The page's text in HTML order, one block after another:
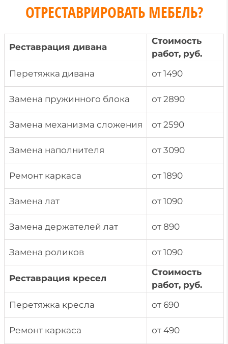
ОТРЕСТАВРИРОВАТЬ МЕБЕЛЬ?
Реставрация дивана
Стоимость
работ, руб.
Перетяжка дивана
от 1490
Замена пружинного блока от 2890
Замена механизма сложения от 2590
Замена наполнителя от 3090
Ремонт каркаса от 1890
Замена лат от 1090
Замена держателей лат от 890
Замена роликов от 1090
Реставрация кресел
Стоимость
работ, руб.
Перетяжка кресла
от 690
Ремонт каркаса
от 490